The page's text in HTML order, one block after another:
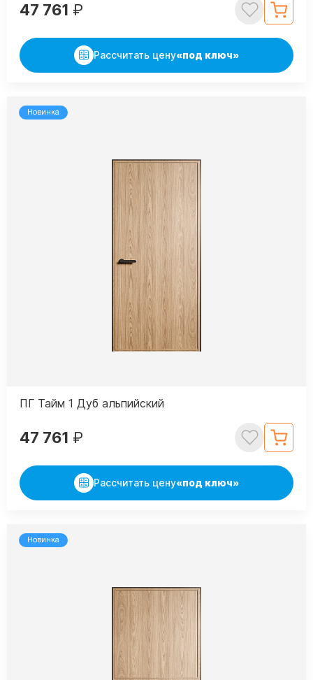
47 761 ₽
Рассчитать цену«под ключ»
Новинка
ПГ Тайм 1 Дуб альпийский
47 761 ₽
Рассчитать цену«под ключ»
Новинка